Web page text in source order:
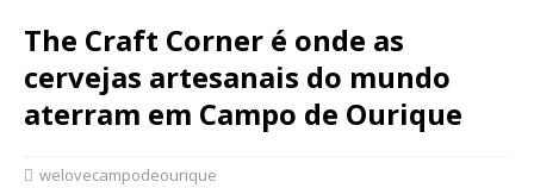
The Craft Corner é onde as
cervejas artesanais do mundo
aterram em Campo de Ourique
welovecampodeourique